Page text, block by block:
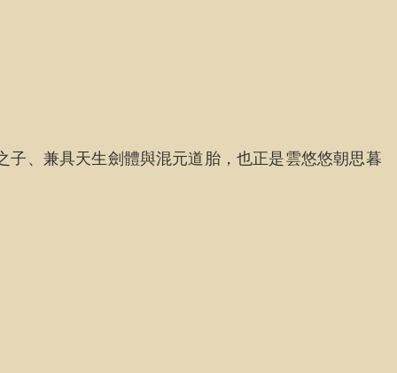
、兼具天生劍體與混元道胎，也正是雲悠悠朝思暮